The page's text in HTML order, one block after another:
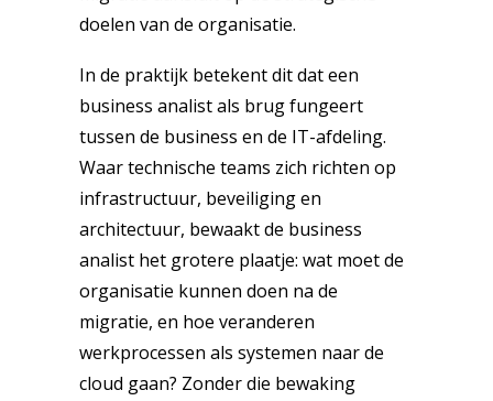
doelen van de organisatie.
In de praktijk betekent dit dat een
business analist als brug fungeert
tussen de business en de IT-afdeling.
Waar technische teams zich richten op
infrastructuur, beveiliging en
architectuur, bewaakt de business
analist het grotere plaatje: wat moet de
organisatie kunnen doen na de
migratie, en hoe veranderen
werkprocessen als systemen naar de
cloud gaan? Zonder die bewaking